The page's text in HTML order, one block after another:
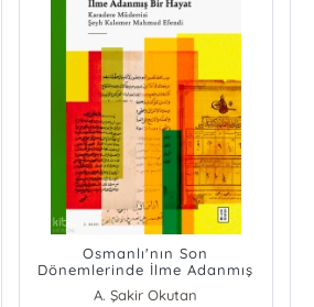
Osmanlı'nın Son
Dönemlerinde İlme Adanmış
Bir Hayat
A. Şakir Okutan